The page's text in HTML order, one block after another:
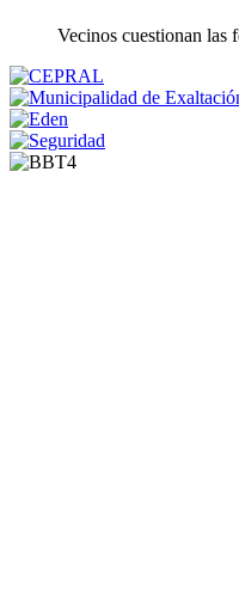
Vecinos cuestionan las